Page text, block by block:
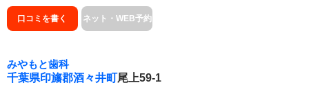
口コミを書く ネット・WEB予約
みやもと歯科
千葉県印旛郡酒々井町尾上59-1